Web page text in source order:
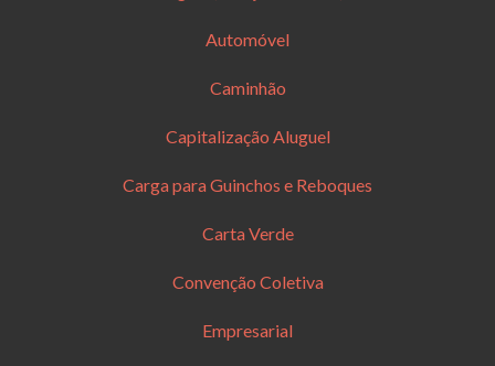
Automóvel
Caminhão
Capitalização Aluguel
Carga para Guinchos e Reboques
Carta Verde
Convenção Coletiva
Empresarial